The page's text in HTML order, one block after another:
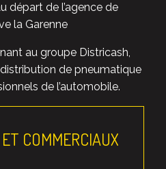
départ de l’agence de
la Garenne
au groupe Districash,
de pneumatique
de l’automobile.
COMMERCIAUX